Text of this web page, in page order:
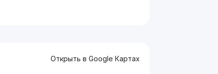
Открыть в Google Картах